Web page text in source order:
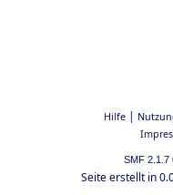
Hilfe|
SMF 2.1.7
Seite erstellt in